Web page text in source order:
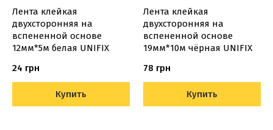
Лента клейкая
двухсторонняя на
вспененной основе
12мм*5м белая UNIFIX
24 грн
Купить
Лента клейкая
двухсторонняя на
вспененной основе
19мм*10м чёрная UNIFIX
78 грн
Купить